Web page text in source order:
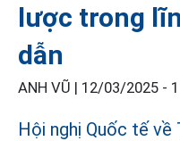
lược trong
dẫn
ANH VŨ | 12/03/2025 -
Hội nghị Quốc tế